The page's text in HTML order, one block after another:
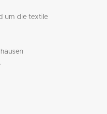
um die textile